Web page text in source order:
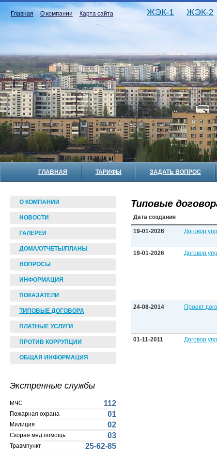
Главная О компании Карта сайта ЖЭК-1 ЖЭК-2
ГЛАВНАЯ ТАРИФЫ ЗАДАТЬ ВОПРОС
О КОМПАНИИ
НОВОСТИ
ГАЛЕРЕИ
ДОМА/ОТЧЕТЫ/ПЛАНЫ
ВОПРОСЫ
ИНФОРМАЦИЯ
ПОКАЗАТЕЛИ
ТИПОВЫЕ ДОГОВОРА
ПЛАТНЫЕ УСЛУГИ
ПРОТИВ КОРРУПЦИИ
ОБЩАЯ ИНФОРМАЦИЯ
Экстренные службы
МЧС 112
Пожарная охрана 01
Милиция 02
Скорая мед.помощь 03
Травмпункт 25-62-85
Типовые
Дата создания
19-01-2026 Договор
19-01-2026 Договор
24-08-2014 Проект
01-11-2011 Договор